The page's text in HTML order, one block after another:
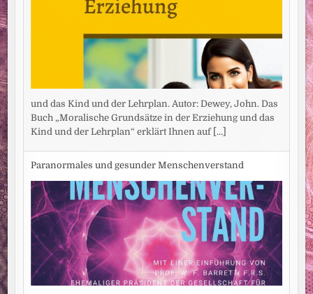
und das Kind und der Lehrplan. Autor: Dewey, John. Das
Buch „Moralische Grundsätze in der Erziehung und das
Kind und der Lehrplan“ erklärt Ihnen auf [...]
Paranormales und gesunder Menschenverstand